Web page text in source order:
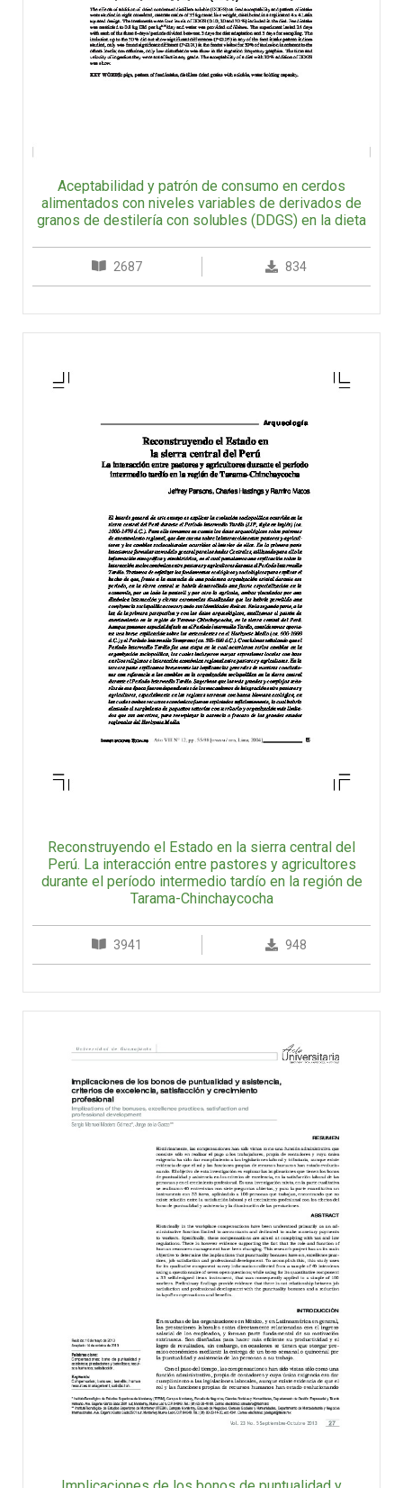
Aceptabilidad y patrón de consumo en cerdos
alimentados con niveles variables de derivados de
granos de destilería con solubles (DDGS) en la dieta
2687 834
Reconstruyendo el Estado en la sierra central del
Perú. La interacción entre pastores y agricultores
durante el período intermedio tardío en la región de
Tarama-Chinchaycocha
3941 948